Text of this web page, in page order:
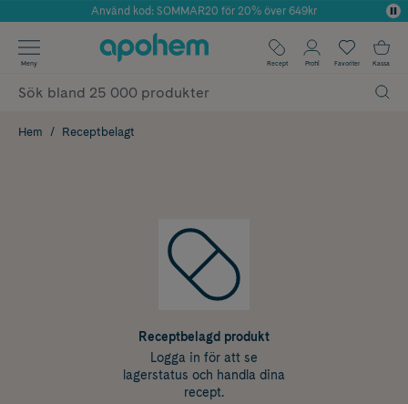
Årets Butik 2025 inom Skönhet
Använd kod: SOMMAR20 för 20% över 649kr
✓ Fri frakt
✓ Poäng på alla köp*
Meny Recept Profil Favoriter Kassa
Hem Receptbelagt
Receptbelagd produkt
Logga in för att se
lagerstatus och handla dina
recept.